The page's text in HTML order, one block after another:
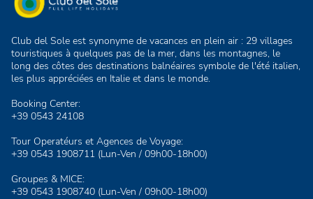
Club del Sole est synonyme de vacances en plein air : 29 villages
touristiques à quelques pas de la mer, dans les montagnes, le
long des côtes des destinations balnéaires symbole de l'été italien,
les plus appréciées en Italie et dans le monde.
Booking Center:
+39 0543 24108
Tour Operatéurs et Agences de Voyage:
+39 0543 1908711 (Lun-Ven / 09h00-18h00)
Groupes & MICE:
+39 0543 1908740 (Lun-Ven / 09h00-18h00)